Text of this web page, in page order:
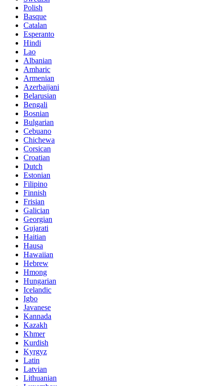
Polish
Basque
Catalan
Esperanto
Hindi
Lao
Albanian
Amharic
Armenian
Azerbaijani
Belarusian
Bengali
Bosnian
Bulgarian
Cebuano
Chichewa
Corsican
Croatian
Dutch
Estonian
Filipino
Finnish
Frisian
Galician
Georgian
Gujarati
Haitian
Hausa
Hawaiian
Hebrew
Hmong
Hungarian
Icelandic
Igbo
Javanese
Kannada
Kazakh
Khmer
Kurdish
Kyrgyz
Latin
Latvian
Lithuanian